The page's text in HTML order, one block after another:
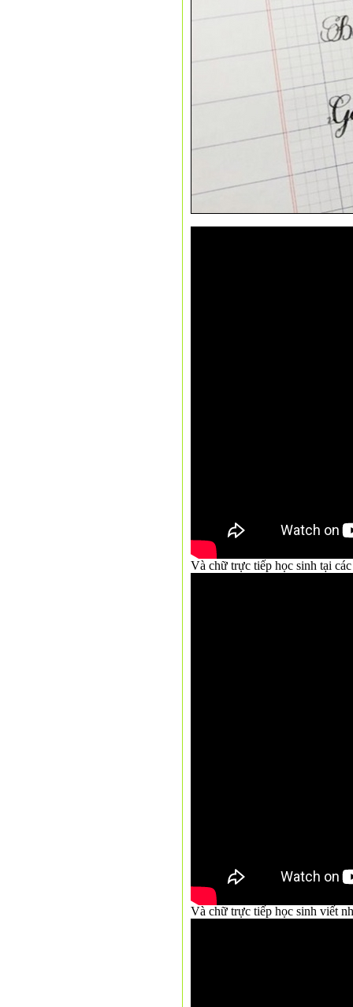
Và chữ trực tiếp học sinh tại
Và chữ trực tiếp học sinh viết